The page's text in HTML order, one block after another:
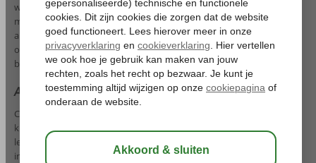
wuivende palmbomen op hagelwitte stranden, de helderblauwe zee
met kleurrijke visjes en de gezellige beachparty’s. Het eiland heeft je
alles te bieden voor een relaxte vakantie. Wil je helemaal onbezorgd
op reis, kies dan voor een All Inclusive Curaçao. En waar kan dat
beter dan bij Corendon?
All Inclusive vakanties Curaçao
Curaçao is misschien niet direct een vakantiebestemming waar je
kiest voor een All Inclusive formule. Maar wist je dat het dagelijks
leven op het eiland nog best prijzig kan zijn doordat veel producten
ingevoerd moet worden? Ook de bedjes en parasols op het strand